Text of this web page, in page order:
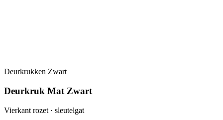
Deurkrukken Zwart
Deurkruk Mat Zwart
Vierkant rozet · sleutelgat